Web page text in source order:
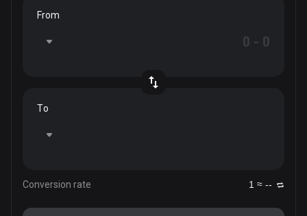
From
To
Conversion rate 1 ≈ --